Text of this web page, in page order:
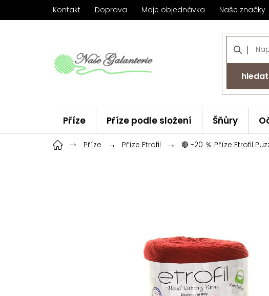
Kontakt Doprava Moje objednávka Naše značky
hledat
Příze Příze podle složení Šňůry
Háčky ChiaoGoo Značky
Příze Příze Etrofil 🔴 -20 ％ Příze Etrofil